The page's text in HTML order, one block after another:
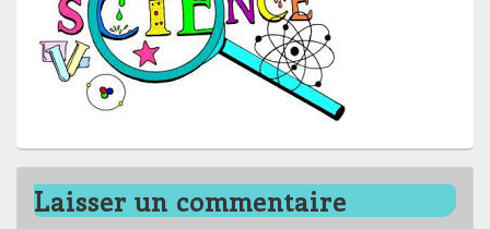
Laisser un commentaire